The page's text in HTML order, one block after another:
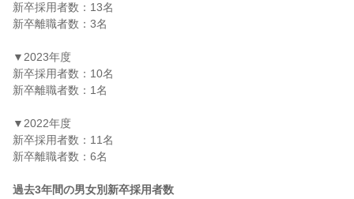
新卒採用者数：13名
新卒離職者数：3名
▼2023年度
新卒採用者数：10名
新卒離職者数：1名
▼2022年度
新卒採用者数：11名
新卒離職者数：6名
過去3年間の男女別新卒採用者数